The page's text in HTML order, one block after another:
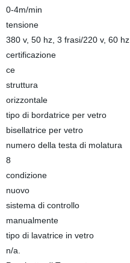
0-4m/min
tensione
380 v, 50 hz, 3 frasi/220 v, 60 hz
certificazione
ce
struttura
orizzontale
tipo di bordatrice per vetro
bisellatrice per vetro
numero della testa di molatura
8
condizione
nuovo
sistema di controllo
manualmente
tipo di lavatrice in vetro
n/a.